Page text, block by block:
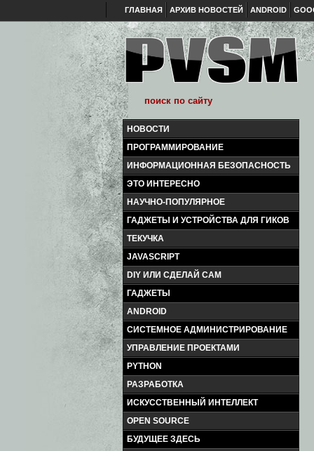
ГЛАВНАЯ АРХИВ НОВОСТЕЙ ANDROID
НОВОСТИ
ПРОГРАММИРОВАНИЕ
ИНФОРМАЦИОННАЯ БЕЗОПАСНОСТЬ
ЭТО ИНТЕРЕСНО
НАУЧНО-ПОПУЛЯРНОЕ
ГАДЖЕТЫ И УСТРОЙСТВА ДЛЯ ГИКОВ
ТЕКУЧКА
JAVASCRIPT
DIY ИЛИ СДЕЛАЙ САМ
ГАДЖЕТЫ
ANDROID
СИСТЕМНОЕ АДМИНИСТРИРОВАНИЕ
УПРАВЛЕНИЕ ПРОЕКТАМИ
PYTHON
РАЗРАБОТКА
ИСКУССТВЕННЫЙ ИНТЕЛЛЕКТ
OPEN SOURCE
БУДУЩЕЕ ЗДЕСЬ